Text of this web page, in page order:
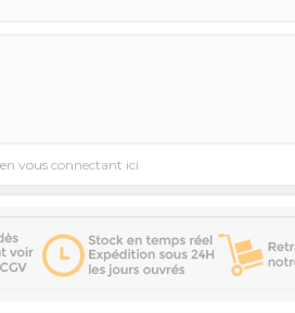
vous connectant ici